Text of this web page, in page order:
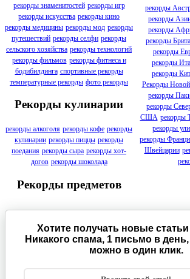
рекорды знаменитостей рекорды игр
рекорды искусства рекорды кино
рекорды медицины рекорды мод рекорды
путешествий рекорды селфи рекорды
сельского хозяйства рекорды технологий
рекорды фильмов рекорды фитнеса и
бодибилдинга спортивные рекорды
температурные рекорды фото рекорды
Рекорды кулинарии
рекорды алкоголя рекорды кофе рекорды
кулинарии рекорды пиццы рекорды
поедания рекорды сыра рекорды хот-
догов рекорды шоколада
Рекорды предметов
рекорды
рекорды
рекорды
рекорды
рекорды
рекорды
рекорды
Рекорды Новой
рекорды
рекорды
США рекорды
рекорды
рекорды
Швейцарии
Хотите получать новые
Никакого спама, 1 письмо в
можно в один клик.